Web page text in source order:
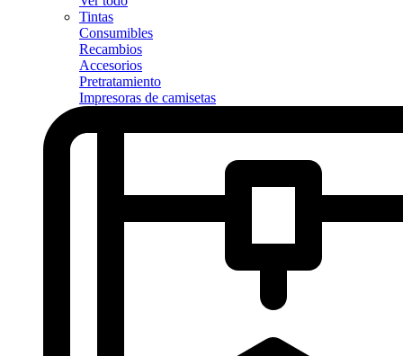
Tintas
Consumibles
Recambios
Accesorios
Pretratamiento
Impresoras de camisetas